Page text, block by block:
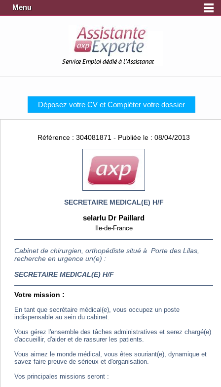
Menu
Service Emploi dédié à l'Assistanat
Déposez votre CV et Compléter votre dossier
Référence : 304081871 - Publiée le : 08/04/2013
SECRETAIRE MEDICAL(E) H/F
selarlu Dr Paillard
Ile-de-France
Cabinet de chirurgien, orthopédiste situé à Porte des Lilas,
recherche en urgence un(e) :
SECRETAIRE MEDICAL(E) H/F
Votre mission :
En tant que secrétaire médical(e), vous occupez un poste
indispensable au sein du cabinet.
Vous gérez l'ensemble des tâches administratives et serez chargé(e)
d'accueillir, d'aider et de rassurer les patients.
Vous aimez le monde médical, vous êtes souriant(e), dynamique et
savez faire preuve de sérieux et d'organisation.
Vos principales missions seront :